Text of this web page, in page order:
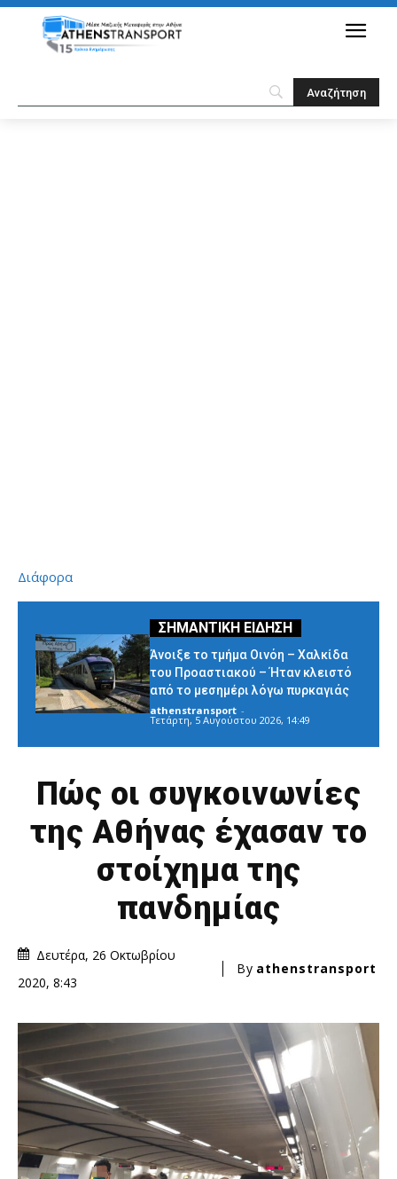
Διάφορα
Άνοιξε το τμήμα Οινόη – Χαλκίδα
του Προαστιακού – Ήταν κλειστό
από το μεσημέρι λόγω πυρκαγιάς
athenstransport -
Τετάρτη, 5 Αυγούστου 2026, 14:49
Πώς οι συγκοινωνίες
της Αθήνας έχασαν το
στοίχημα της
πανδημίας
Δευτέρα, 26 Οκτωβρίου
2020, 8:43
By athenstransport